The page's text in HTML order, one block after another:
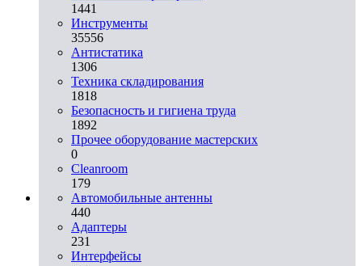
1441
Инструменты
35556
Aнтистатика
1306
Техника складирования
1818
Безопасность и гигиена труда
1892
Прочее оборудование мастерских
0
Cleanroom
179
Автомобильные антенны
440
Адаптеры
231
Интерфейсы